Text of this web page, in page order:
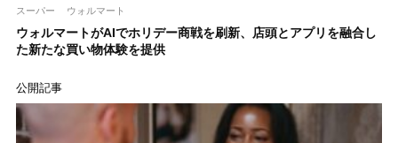
スーパー
ウォルマート
ウォルマートがAIでホリデー商戦を刷新、店頭とアプリを融合し
た新たな買い物体験を提供
公開記事